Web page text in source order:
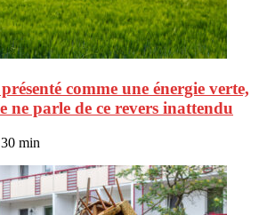
comme une énergie verte,
ne parle de ce revers inattendu
min